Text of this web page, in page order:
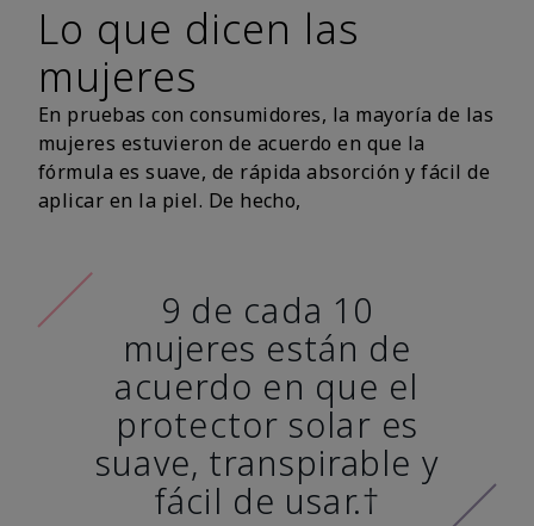
Lo que dicen las
mujeres
En pruebas con consumidores, la mayoría de las
mujeres estuvieron de acuerdo en que la
fórmula es suave, de rápida absorción y fácil de
aplicar en la piel. De hecho,
9 de cada 10
mujeres están de
acuerdo en que el
protector solar es
suave, transpirable y
fácil de usar.†